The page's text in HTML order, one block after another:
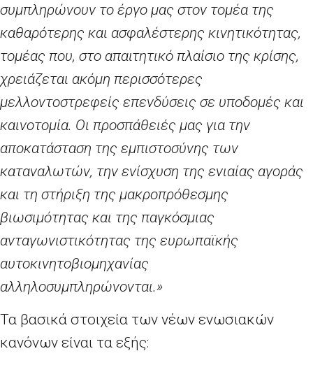
συμπληρώνουν το έργο μας στον τομέα της
καθαρότερης και ασφαλέστερης κινητικότητας,
τομέας που, στο απαιτητικό πλαίσιο της κρίσης,
χρειάζεται ακόμη περισσότερες
μελλοντοστρεφείς επενδύσεις σε υποδομές και
καινοτομία. Οι προσπάθειές μας για την
αποκατάσταση της εμπιστοσύνης των
καταναλωτών, την ενίσχυση της ενιαίας αγοράς
και τη στήριξη της μακροπρόθεσμης
βιωσιμότητας και της παγκόσμιας
ανταγωνιστικότητας της ευρωπαϊκής
αυτοκινητοβιομηχανίας
αλληλοσυμπληρώνονται.»
Τα βασικά στοιχεία των νέων ενωσιακών
κανόνων είναι τα εξής: